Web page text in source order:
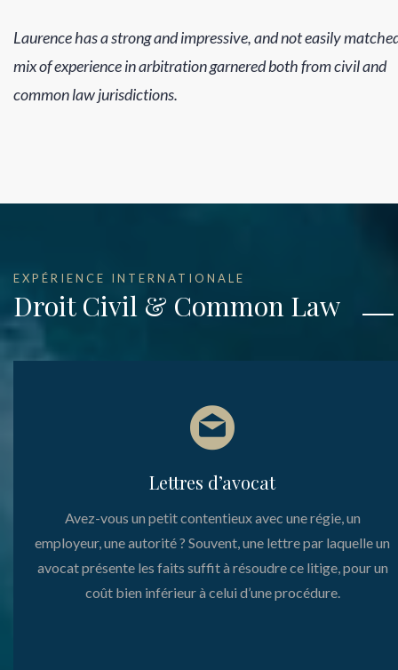
Laurence has a strong and impressive, and not easily
mix of experience in arbitration garnered both from civil and
common law jurisdictions.
EXPÉRIENCE INTERNATIONALE
Droit Civil & Common Law
Lettres d’avocat
Avez-vous un petit contentieux avec une régie, un
employeur, une autorité ? Souvent, une lettre par laquelle un
avocat présente les faits suffit à résoudre ce litige, pour un
coût bien inférieur à celui d’une procédure.